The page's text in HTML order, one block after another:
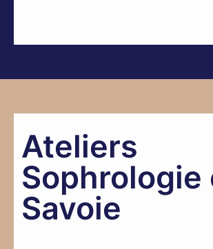
Ateliers
Sophrologie
Savoie